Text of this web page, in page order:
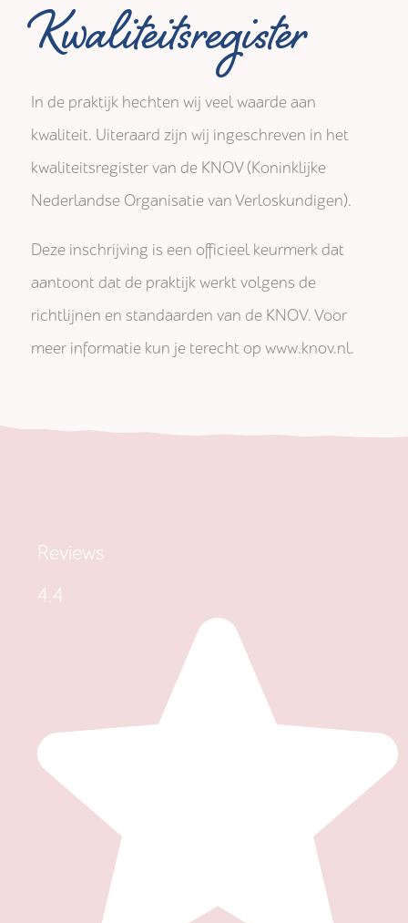
Kwaliteitsregister
In de praktijk hechten wij veel waarde aan
kwaliteit. Uiteraard zijn wij ingeschreven in het
kwaliteitsregister van de KNOV (Koninklijke
Nederlandse Organisatie van Verloskundigen).
Deze inschrijving is een officieel keurmerk dat
aantoont dat de praktijk werkt volgens de
richtlijnen en standaarden van de KNOV. Voor
meer informatie kun je terecht op www.knov.nl.
Reviews
4.4